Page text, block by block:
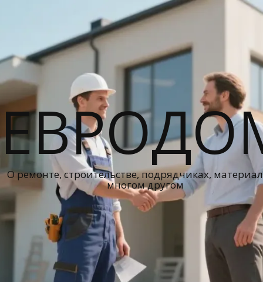
О ремонте, строительстве, подрядчиках,
многом другом